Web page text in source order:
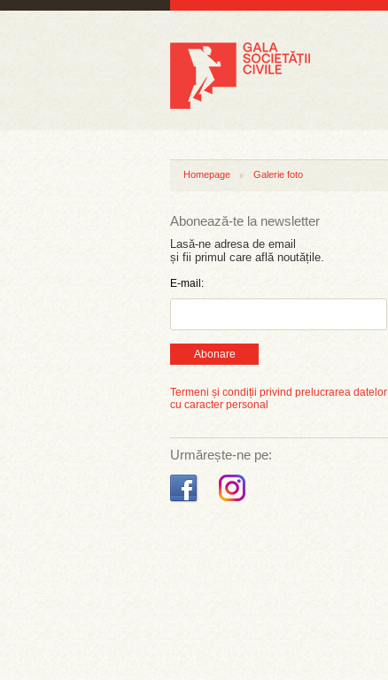
Homepage Galerie foto
Abonează-te la newsletter
Lasă-ne adresa de email
și fii primul care află noutățile.
E-mail:
Abonare
Termeni și condiții privind prelucrarea datelor
cu caracter personal
Urmărește-ne pe: